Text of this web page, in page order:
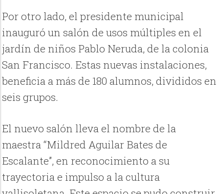
Por otro lado, el presidente municipal
inauguró un salón de usos múltiples en el
jardín de niños Pablo Neruda, de la colonia
San Francisco. Estas nuevas instalaciones,
beneficia a más de 180 alumnos, divididos en
seis grupos.
El nuevo salón lleva el nombre de la
maestra “Mildred Aguilar Bates de
Escalante”, en reconocimiento a su
trayectoria e impulso a la cultura